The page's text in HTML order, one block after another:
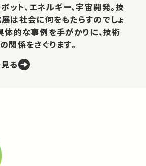
ット、エネルギー、宇宙開発。技
は社会に何をもたらすのでしょ
体的な事例を手がかりに、技術
関係をさぐります。
る